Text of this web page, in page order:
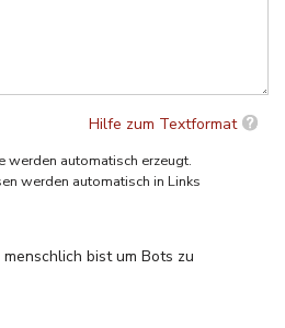
Hilfe zum Textformat
werden automatisch erzeugt.
werden automatisch in Links
bist um Bots zu